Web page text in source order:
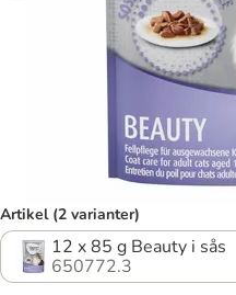
Artikel (2 varianter)
12 x 85 g Beauty i sås
650772.3